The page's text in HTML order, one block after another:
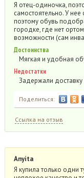
Я отец-одиночка,
самостоятельно. У
поэтому обувь
городке, где нет
возможности (сам
Достоинства
Мягкая и удобная
Недостатки
Задержали доставку
Поделиться:
Ссылка на отзыв
Anyita
Я купила только одни